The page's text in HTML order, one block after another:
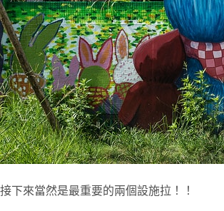
接下來當然是最重要的兩個設施拉！！